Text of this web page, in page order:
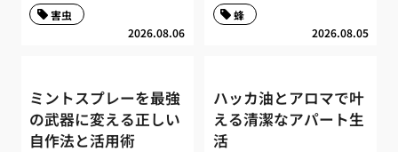
2026.08.06
害虫
2026.08.05
蜂
ミントスプレーを最強
の武器に変える正しい
自作法と活用術
ハッカ油とアロマで叶
える清潔なアパート生
活